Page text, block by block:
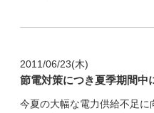
2011/06/23(木)
節電対策につき夏季期間中
今夏の大幅な電力供給不足に